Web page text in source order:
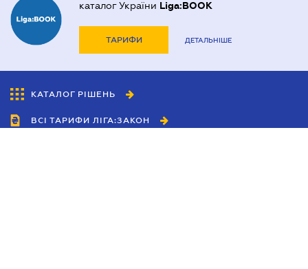
каталог України Liga:BOOK
ТАРИФИ ДЕТАЛЬНІШЕ
КАТАЛОГ РІШЕНЬ
ВСІ ТАРИФИ ЛІГА:ЗАКОН